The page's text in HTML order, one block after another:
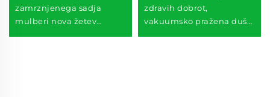
zamrznjenega sadja
mulberi nova žetev
zdravih dobrot,
vakuumsko pražena duša,